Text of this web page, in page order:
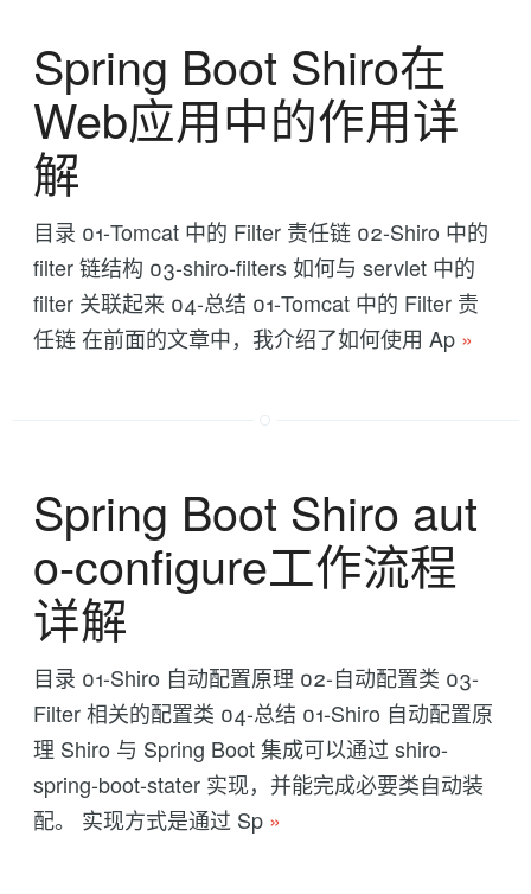
Spring Boot Shiro在
Web应用中的作用详
解
目录 01-Tomcat 中的 Filter 责任链 02-Shiro 中的
filter 链结构 03-shiro-filters 如何与 servlet 中的
filter 关联起来 04-总结 01-Tomcat 中的 Filter 责
任链 在前面的文章中，我介绍了如何使用 Ap »
Spring Boot Shiro aut
o-configure工作流程
详解
目录 01-Shiro 自动配置原理 02-自动配置类 03-
Filter 相关的配置类 04-总结 01-Shiro 自动配置原
理 Shiro 与 Spring Boot 集成可以通过 shiro-
spring-boot-stater 实现，并能完成必要类自动装
配。 实现方式是通过 Sp »